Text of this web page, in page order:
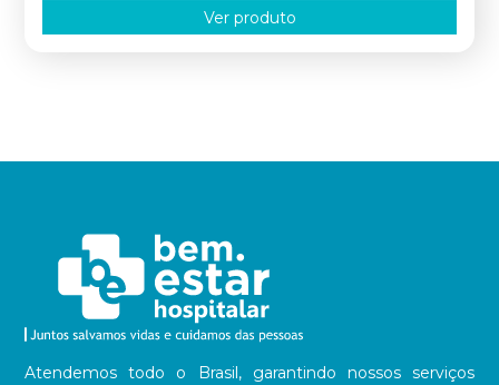
Ver produto
Atendemos todo o Brasil, garantindo nossos serviços